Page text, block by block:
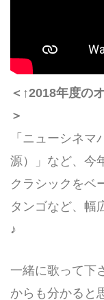
＜↑2018年度の
＞
「ニューシネ
源）」など、今
クラシックをベ
タンゴなど、幅
♪
一緒に歌って下
からも分かると